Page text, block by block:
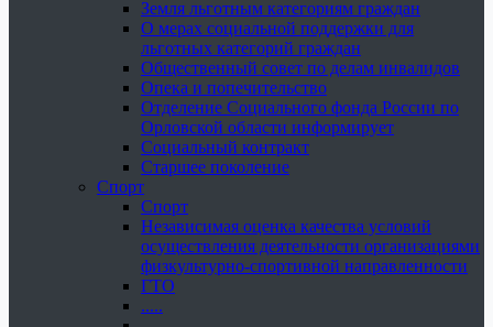
Земля льготным категориям граждан
О мерах социальной поддержки для
льготных категорий граждан
Общественный совет по делам инвалидов
Опека и попечительство
Отделение Социального фонда России по
Орловской области информирует
Социальный контракт
Старшее поколение
Спорт
Спорт
Независимая оценка качества условий
осуществления деятельности организациями
физкультурно-спортивной направленности
ГТО
.....